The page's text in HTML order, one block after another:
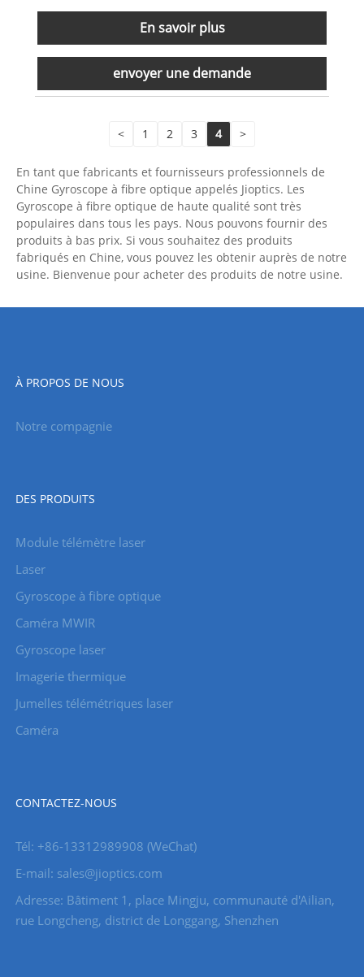
En savoir plus
envoyer une demande
< 1 2 3 4 >
En tant que fabricants et fournisseurs professionnels de
Chine Gyroscope à fibre optique appelés Jioptics. Les
Gyroscope à fibre optique de haute qualité sont très
populaires dans tous les pays. Nous pouvons fournir des
produits à bas prix. Si vous souhaitez des produits
fabriqués en Chine, vous pouvez les obtenir auprès de notre
usine. Bienvenue pour acheter des produits de notre usine.
À PROPOS DE NOUS
Notre compagnie
DES PRODUITS
Module télémètre laser
Laser
Gyroscope à fibre optique
Caméra MWIR
Gyroscope laser
Imagerie thermique
Jumelles télémétriques laser
Caméra
CONTACTEZ-NOUS
Tél: +86-13312989908 (WeChat)
E-mail: sales@jioptics.com
Adresse: Bâtiment 1, place Mingju, communauté d'Ailian,
rue Longcheng, district de Longgang, Shenzhen